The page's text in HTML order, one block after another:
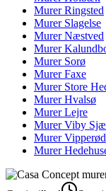
MurerRingsted
Murer Slagelse
MurerNæstved
Murer
Murer Sorø
MurerFaxe
Murer Store
MurerHvalsø
MurerLejre
MurerViby
MurerVipperød
Murer